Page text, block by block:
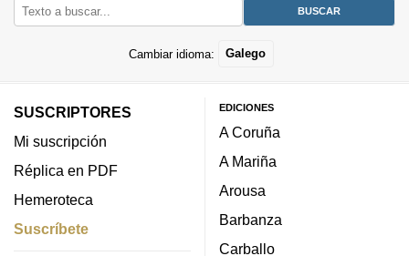
Cambiar idioma: Galego
SUSCRIPTORES
Mi suscripción
Réplica en PDF
Hemeroteca
Suscríbete
EDICIONES
A Coruña
A Mariña
Arousa
Barbanza
Carballo